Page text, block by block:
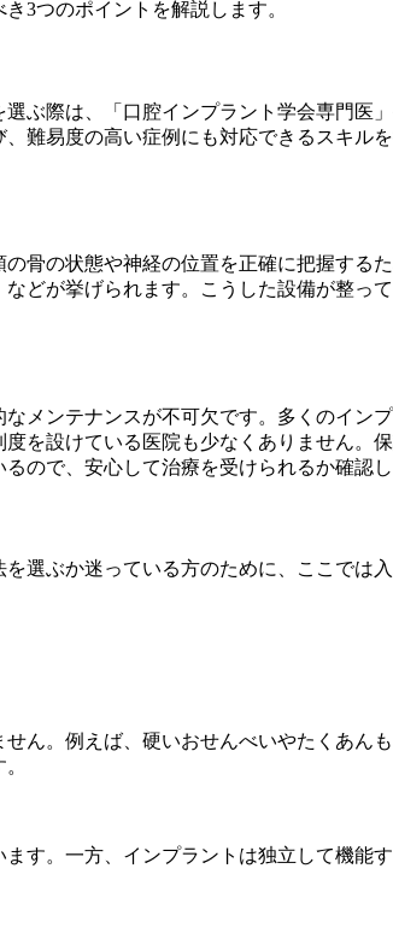
3つのポイントを解説します。
ぶ際は、「口腔インプラント学会専門医
難易度の高い症例にも対応できるスキル
骨の状態や神経の位置を正確に把握する
どが挙げられます。こうした設備が整っ
メンテナンスが不可欠です。多くのイン
を設けている医院も少なくありません。
ので、安心して治療を受けられるか確認し
選ぶか迷っている方のために、ここでは
ん。例えば、硬いおせんべいやたくあん
す。一方、インプラントは独立して機能